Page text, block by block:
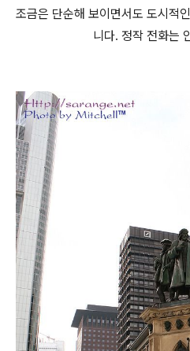
조금은 단순해 보이면서도 도시적
니다. 정작 전화는